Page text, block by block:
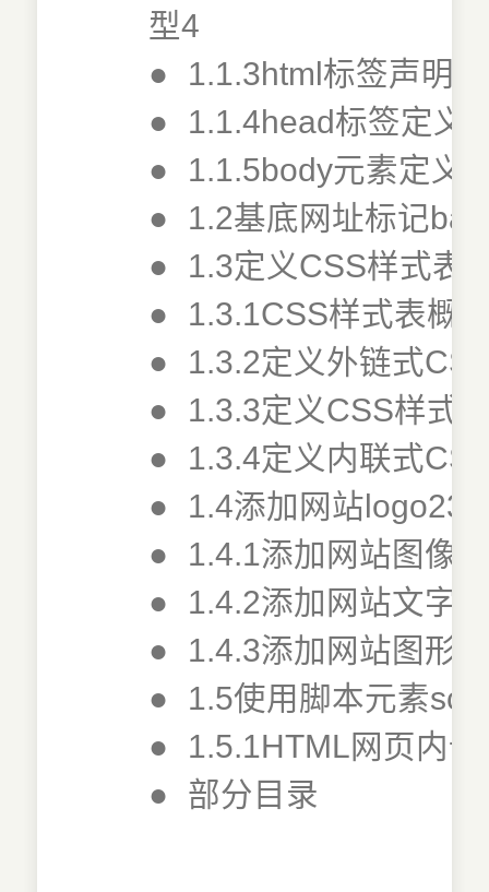
型4
●
1.1.3html标签声明
●
1.1.4head标签定义
●
1.1.5body元素定义
●
1.2基底网址标记
●
1.3定义CSS样式表
●
1.3.1CSS样式表概
●
1.3.2定义外链式
●
1.3.3定义CSS样式
●
1.3.4定义内联式
●
1.4添加网站logo23
●
1.4.1添加网站图像
●
1.4.2添加网站文字
●
1.4.3添加网站图形
●
1.5使用脚本元素
●
1.5.1HTML网页内
●
部分目录